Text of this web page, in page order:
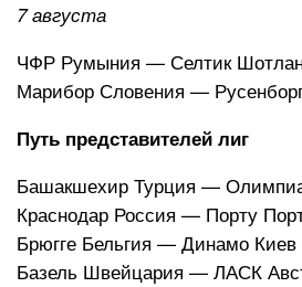
7 августа
ЧФР Румыния — Селтик
Марибор Словения —
Путь представителей лиг
Башакшехир Турция —
Краснодар Россия — Порту
Брюгге Бельгия — Динамо
Базель Швейцария — ЛАСК